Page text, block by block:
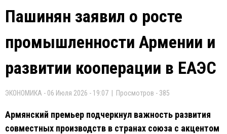
Пашинян заявил о росте
промышленности Армении и
развитии кооперации в ЕАЭС
ЭКОНОМИКА - 06 Июля 2026 - 19:07 | Просмотров - 385
Армянский премьер подчеркнул важность развития
совместных производств в странах союза с акцентом